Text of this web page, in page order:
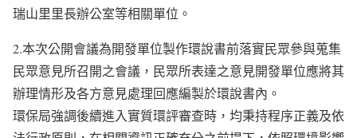
瑞山里里長辦公室等相關單位。
2.本次公開會議為開發單位製作環說書前落實民眾參與蒐集
民眾意見所召開之會議，民眾所表達之意見開發單位應將其
辦理情形及各方意見處理回應編製於環說書內。
環保局強調後續進入實質環評審查時，均秉持程序正義及依